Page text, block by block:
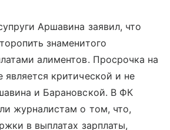
Аршавина заявил, что
знаменитого
алиментов. Просрочка на
критической и не
и Барановской. В ФК
журналистам о том, что,
в выплатах зарплаты,